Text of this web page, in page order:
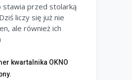
przed stolarką
liczy się już nie
ale również ich
kwartalnika OKNO